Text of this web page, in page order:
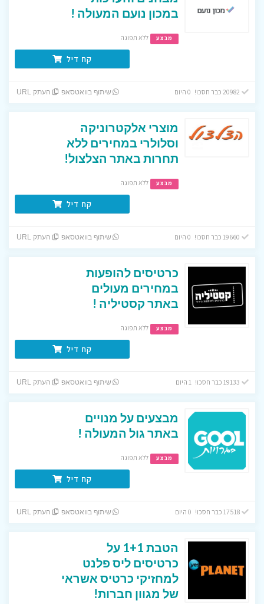
במכון נועם המעולה !
מבצע ללא תפוגה
קח דיל
שיתוף בוואטסאפ העתק URL
מוצרי אלקטרוניקה
וסלולרי במחירים ללא
תחרות באתר הצלצול!
מבצע ללא תפוגה
קח דיל
שיתוף בוואטסאפ העתק URL
כרטיסים להופעות
במחירים מעולים
באתר קסטיליה !
מבצע ללא תפוגה
קח דיל
שיתוף בוואטסאפ העתק URL
מבצעים על מנויים
באתר גול המעולה !
מבצע ללא תפוגה
קח דיל
17518 כבר חסכו! 0 היום שיתוף בוואטסאפ העתק URL
הטבת 1+1 על
כרטיסים ליס פלנט
למחזיקי כרטיס אשראי
של מגוון חברות!